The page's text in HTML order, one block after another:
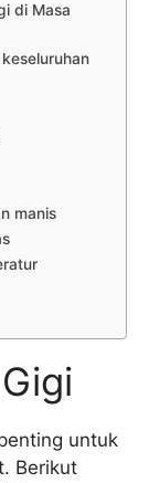
di Masa
manis
untuk
Berikut